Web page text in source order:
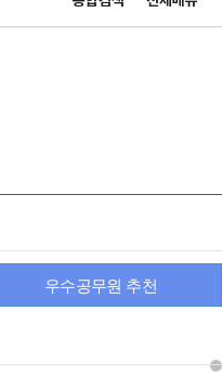
우수공무원 추천